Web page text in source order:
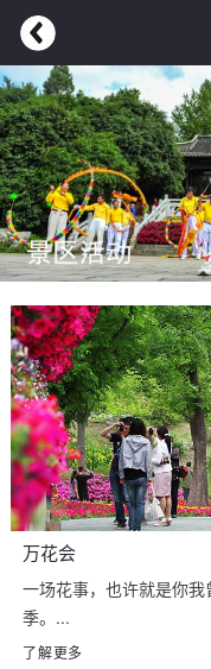
万花会
一场花事，也许就是你
季。...
了解更多